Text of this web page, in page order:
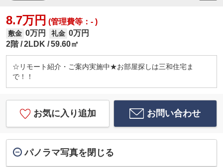
8.7万円 (管理費等：- )
敷金 0万円 礼金 0万円
2階 2LDK 59.60㎡
☆リモート紹介・ご案内実施中★お部屋探しは三和住宅ま
で！！
お気に入り追加 お問い合わせ
パノラマ写真を閉じる